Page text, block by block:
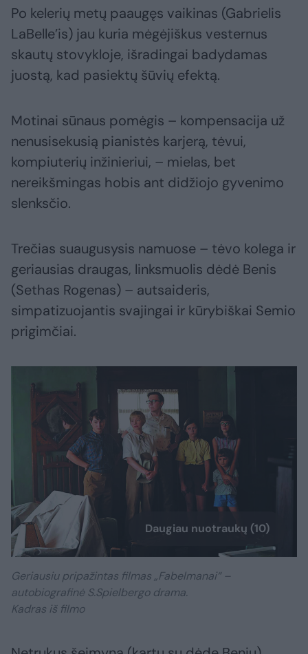
Po kelerių metų paaugęs vaikinas (Gabrielis
LaBelle’is) jau kuria mėgėjiškus vesternus
skautų stovykloje, išradingai badydamas
juostą, kad pasiektų šūvių efektą.
Motinai sūnaus pomėgis – kompensacija už
nenusisekusią pianistės karjerą, tėvui,
kompiuterių inžinieriui, – mielas, bet
nereikšmingas hobis ant didžiojo gyvenimo
slenksčio.
Trečias suaugusysis namuose – tėvo kolega ir
geriausias draugas, linksmuolis dėdė Benis
(Sethas Rogenas) – autsaideris,
simpatizuojantis svajingai ir kūrybiškai Semio
prigimčiai.
Daugiau nuotraukų (10)
Geriausiu pripažintas filmas „Fabelmanai“ –
autobiografinė S.Spielbergo drama.
Kadras iš filmo